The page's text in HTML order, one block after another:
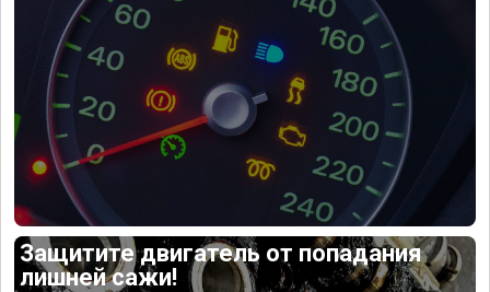
Защитите двигатель от попадания
лишней сажи!